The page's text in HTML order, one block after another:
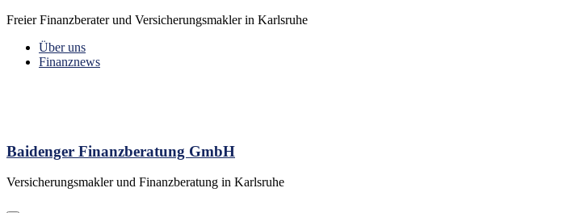
Freier Finanzberater und Versicherungsmakler in Karlsruhe
Über uns
Finanznews
Baidenger Finanzberatung GmbH
Versicherungsmakler und Finanzberatung in Karlsruhe